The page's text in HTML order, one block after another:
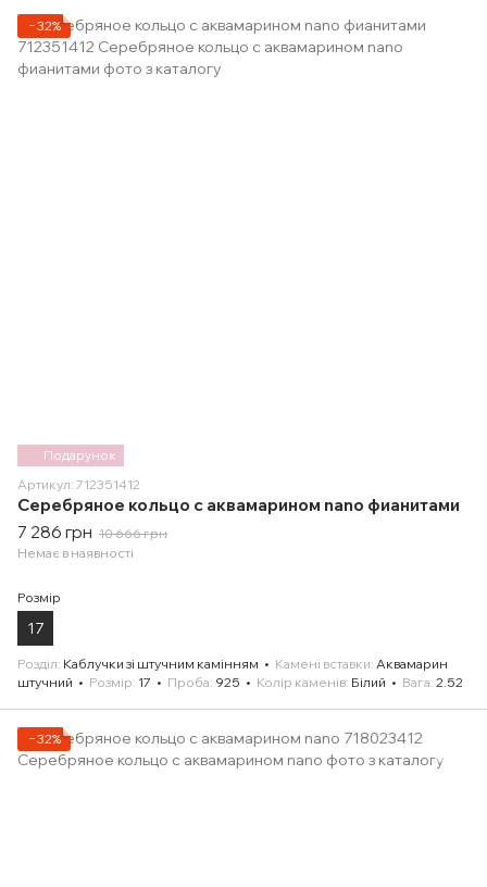
Подарунок
−32%
Артикул: 712351412
Серебряное кольцо с аквамарином nano фианитами
7 286 грн 10 666 грн
Немає в наявності
Розмір
17
Розділ Каблучки зі штучним камінням Камені вставки Аквамарин
штучний
Розмір 17 Проба 925 Колір каменів Білий Вага 2.52
−32%